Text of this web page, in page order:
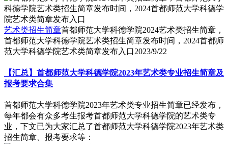
艺术类招生简章首都师范大学科德学院2024艺术类招生简章，
首都师范大学科德学院艺术类招生简章发布时间，2024首都师
范大学科德学院艺术类简章发布入口2023/9/22
【汇总】首都师范大学科德学院2023年艺术类专业招生简章及
报考要求合集
首都师范大学科德学院2023年艺术类专业招生简章已经发布，
每年都会有众多考生报考首都师范大学科德学院的艺术类专
业，下文已为大家汇总了首都师范大学科德学院2023年艺术类
招生简章、报考要求等：